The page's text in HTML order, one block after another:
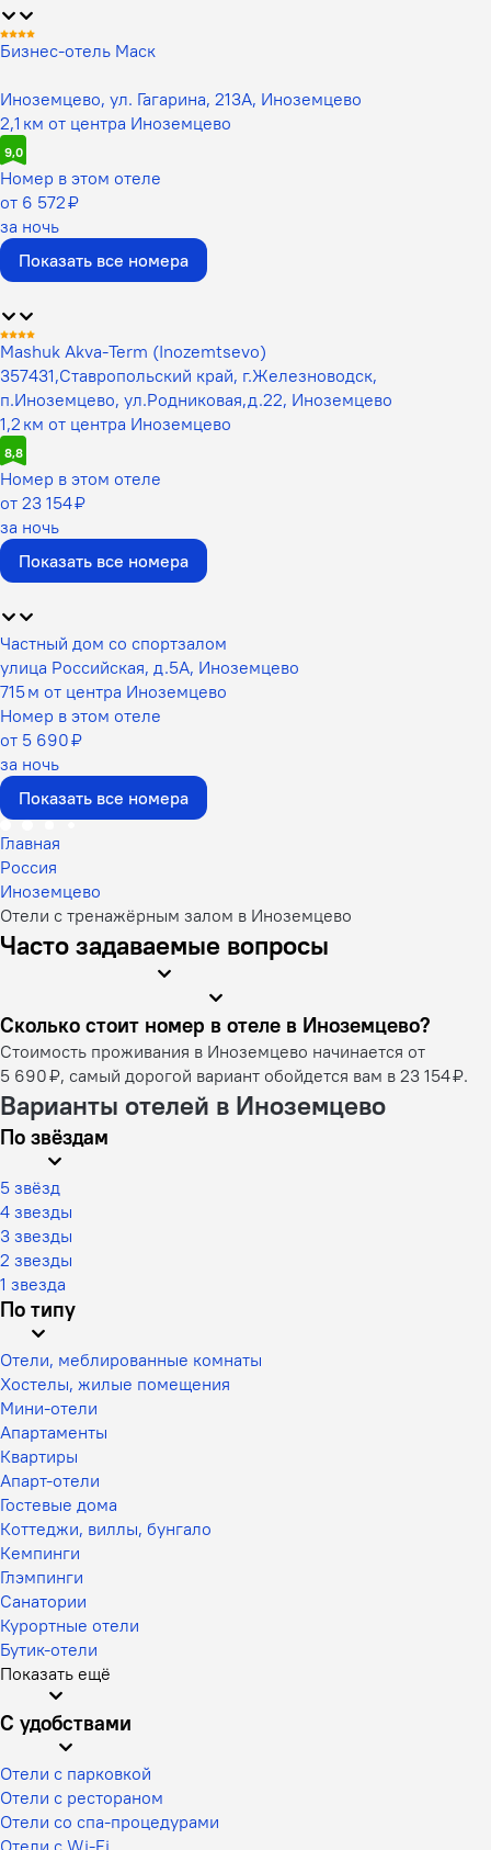
Бизнес-отель Маск
Иноземцево, ул. Гагарина, 213А, Иноземцево
2,1 км от центра Иноземцево
9,0
Номер в этом отеле
от 6 572 ₽
за ночь
Показать все номера
Mashuk Akva-Term (Inozemtsevo)
357431,Ставропольский край, г.Железноводск,
п.Иноземцево, ул.Родниковая,д.22, Иноземцево
1,2 км от центра Иноземцево
8,8
Номер в этом отеле
от 23 154 ₽
за ночь
Показать все номера
Частный дом со спортзалом
улица Российская, д.5А, Иноземцево
715 м от центра Иноземцево
Номер в этом отеле
от 5 690 ₽
за ночь
Показать все номера
Главная
Россия
Иноземцево
Отели с тренажёрным залом в Иноземцево
Часто задаваемые вопросы
Сколько стоит номер в отеле в Иноземцево?
Стоимость проживания в Иноземцево начинается от
5 690 ₽, самый дорогой вариант обойдется вам в 23 154 ₽.
Варианты отелей в Иноземцево
По звёздам
5 звёзд
4 звезды
3 звезды
2 звезды
1 звезда
По типу
Отели, меблированные комнаты
Хостелы, жилые помещения
Мини-отели
Апартаменты
Квартиры
Апарт-отели
Гостевые дома
Коттеджи, виллы, бунгало
Кемпинги
Глэмпинги
Санатории
Курортные отели
Бутик-отели
Показать ещё
С удобствами
Отели с парковкой
Отели с рестораном
Отели со спа-процедурами
Отели с Wi-Fi